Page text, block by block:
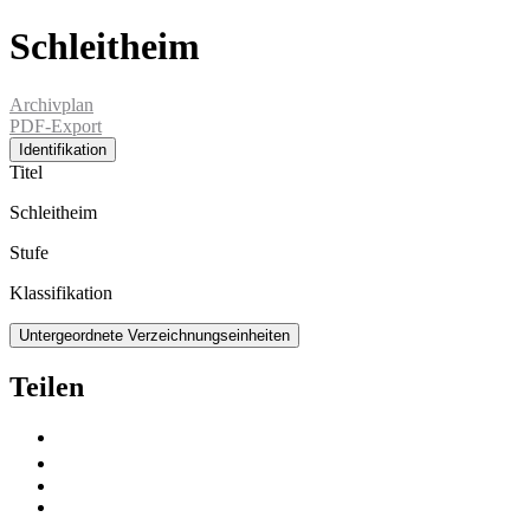
Schleitheim
Archivplan
PDF-Export
Identifikation
Titel
Schleitheim
Stufe
Klassifikation
Untergeordnete Verzeichnungseinheiten
Teilen